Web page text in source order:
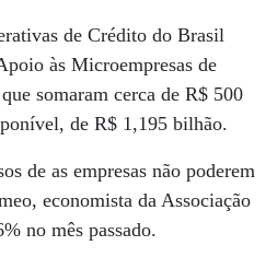
de Crédito do Brasil
às Microempresas de
somaram cerca de R$ 500
de R$ 1,195 bilhão.
de as empresas não poderem
economista da Associação
no mês passado.